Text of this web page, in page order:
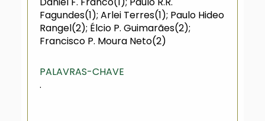
Fagundes(1); Arlei Terres(1); Paulo Hideo
Rangel(2); Élcio P. Guimarães(2);
Francisco P. Moura Neto(2)
PALAVRAS-CHAVE
.